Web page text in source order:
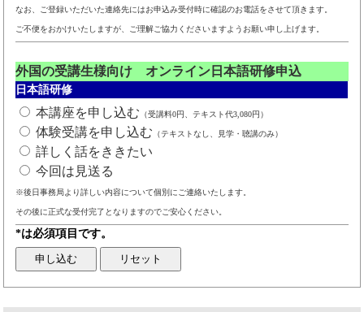
なお、ご登録いただいた連絡先にはお申込み受付時に確認のお電話をさせて頂きます。
ご不便をおかけいたしますが、ご理解ご協力くださいますようお願い申し上げます。
外国の受講生様向け オンライン日本語研修申込
日本語研修
本講座を申し込む （受講料0円、テキスト代3,080円）
体験受講を申し込む （テキストなし、見学・聴講のみ）
詳しく話をききたい
今回は見送る
※後日事務局より詳しい内容について個別にご連絡いたします。
その後に正式な受付完了となりますのでご安心ください。
*は必須項目です。